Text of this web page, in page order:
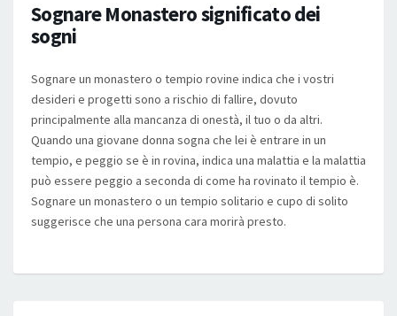
Sognare Monastero significato dei
sogni
Sognare un monastero o tempio rovine indica che i vostri
desideri e progetti sono a rischio di fallire, dovuto
principalmente alla mancanza di onestà, il tuo o da altri.
Quando una giovane donna sogna che lei è entrare in un
tempio, e peggio se è in rovina, indica una malattia e la malattia
può essere peggio a seconda di come ha rovinato il tempio è.
Sognare un monastero o un tempio solitario e cupo di solito
suggerisce che una persona cara morirà presto.